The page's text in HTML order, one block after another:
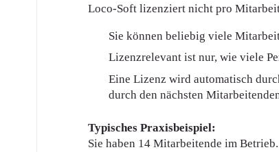
Loco-Soft lizenziert nicht pro
Sie können beliebig viele
Lizenzrelevant ist nur, wie viele
Eine Lizenz wird automatisch
durch den nächsten
Typisches Praxisbeispiel:
Sie haben 14 Mitarbeitende im